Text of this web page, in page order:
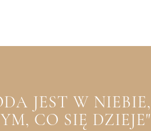
JEST W NIEBIE,
CO SIĘ DZIEJE"